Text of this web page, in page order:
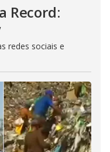
Record:
redes sociais e